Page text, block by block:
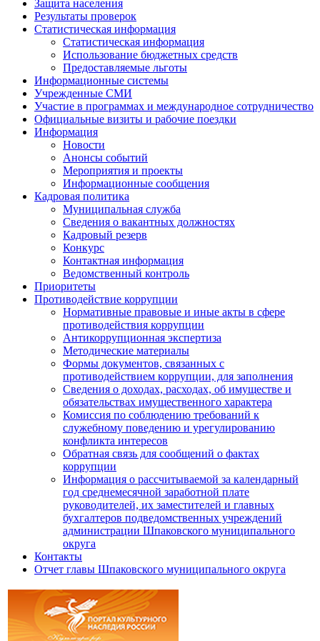
Защита населения
Результаты проверок
Статистическая информация
Статистическая информация
Использование бюджетных средств
Предоставляемые льготы
Информационные системы
Учрежденные СМИ
Участие в программах и международное сотрудничество
Официальные визиты и рабочие поездки
Информация
Новости
Анонсы событий
Мероприятия и проекты
Информационные сообщения
Кадровая политика
Муниципальная служба
Сведения о вакантных должностях
Кадровый резерв
Конкурс
Контактная информация
Ведомственный контроль
Приоритеты
Противодействие коррупции
Нормативные правовые и иные акты в сфере
противодействия коррупции
Антикоррупционная экспертиза
Методические материалы
Формы документов, связанных с
противодействием коррупции, для заполнения
Сведения о доходах, расходах, об имуществе и
обязательствах имущественного характера
Комиссия по соблюдению требований к
служебному поведению и урегулированию
конфликта интересов
Обратная связь для сообщений о фактах
коррупции
Информация о рассчитываемой за календарный
год среднемесячной заработной плате
руководителей, их заместителей и главных
бухгалтеров подведомственных учреждений
администрации Шпаковского муниципального
округа
Контакты
Отчет главы Шпаковского муниципального округа